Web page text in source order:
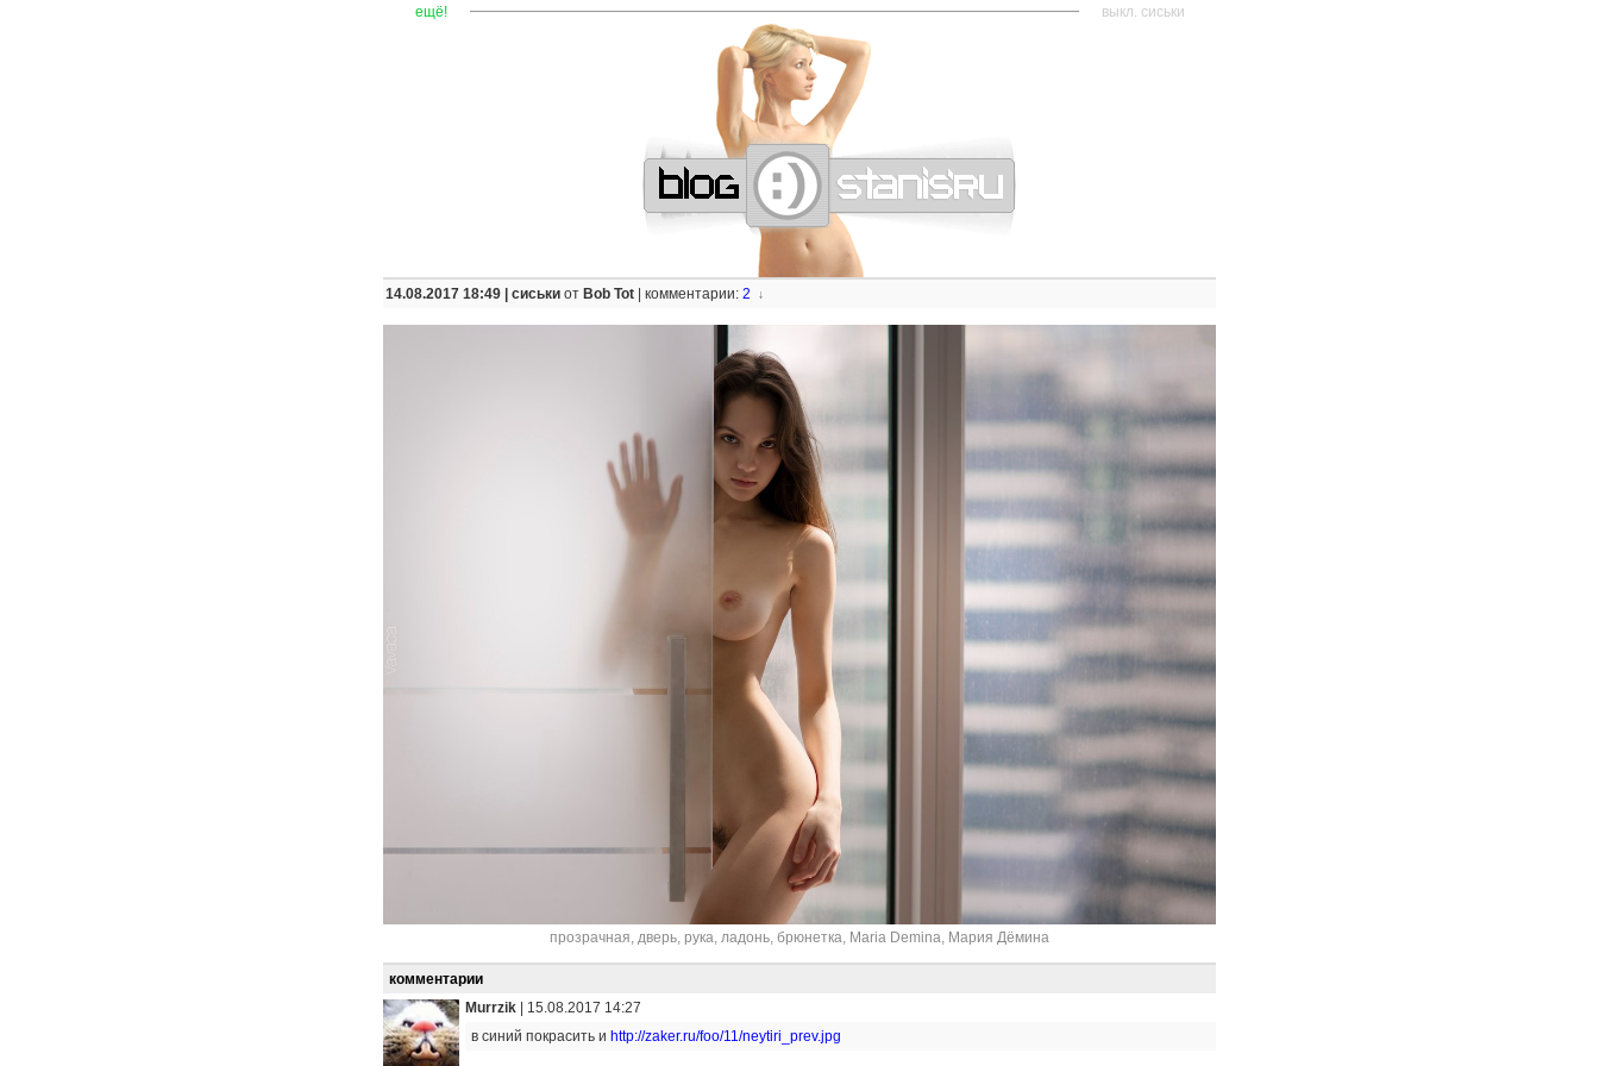
ещё! ———————————————————————————————— выкл. сиськи
14.08.2017 18:49 | сиськи от Bob Tot комментарии: 2 ↓
прозрачная, дверь, рука, ладонь, брюнетка, Maria Demina, Мария Дёмина
комментарии
Murrzik
15.08.2017 14:27
в синий покрасить и http://zaker.ru/foo/11/neytiri_prev.jpg